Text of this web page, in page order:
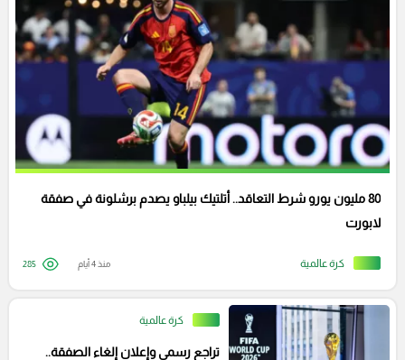
كرة عالمية
80 مليون يورو شرط التعاقد.. أتلتيك بيلباو يصدم برشلونة في صفقة
لابورت
منذ 4 أيام 285
كرة عالمية
تراجع رسمي وإعلان إلغاء الصفقة..